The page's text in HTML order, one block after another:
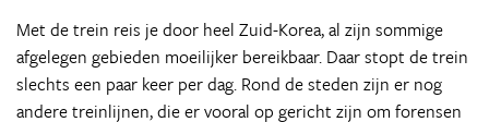
Met de trein reis je door heel Zuid-Korea, al zijn sommige
afgelegen gebieden moeilijker bereikbaar. Daar stopt de trein
slechts een paar keer per dag. Rond de steden zijn er nog
andere treinlijnen, die er vooral op gericht zijn om forensen